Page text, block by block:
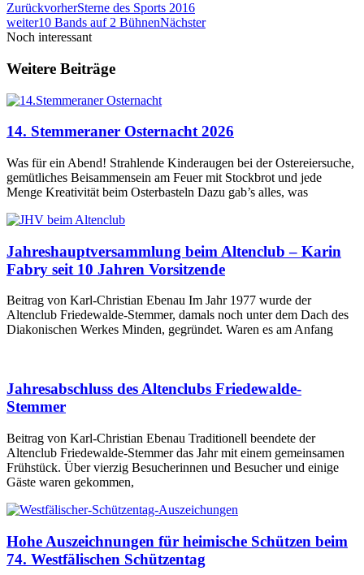
ZurückvorherSterne des Sports 2016
weiter10 Bands auf 2 BühnenNächster
Noch interessant
Weitere Beiträge
14. Stemmeraner Osternacht 2026
Was für ein Abend! Strahlende Kinderaugen bei der Ostereiersuche,
gemütliches Beisammensein am Feuer mit Stockbrot und jede
Menge Kreativität beim Osterbasteln Dazu gab’s alles, was
Jahreshauptversammlung beim Altenclub – Karin
Fabry seit 10 Jahren Vorsitzende
Beitrag von Karl-Christian Ebenau Im Jahr 1977 wurde der
Altenclub Friedewalde-Stemmer, damals noch unter dem Dach des
Diakonischen Werkes Minden, gegründet. Waren es am Anfang
Jahresabschluss des Altenclubs Friedewalde-
Stemmer
Beitrag von Karl-Christian Ebenau Traditionell beendete der
Altenclub Friedewalde-Stemmer das Jahr mit einem gemeinsamen
Frühstück. Über vierzig Besucherinnen und Besucher und einige
Gäste waren gekommen,
Hohe Auszeichnungen für heimische Schützen beim
74. Westfälischen Schützentag